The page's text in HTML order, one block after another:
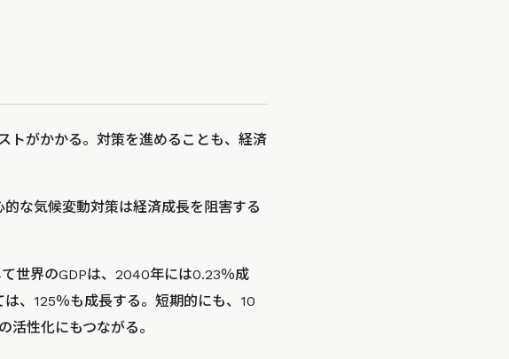
トがかかる。対策を進めることも、経済
な気候変動対策は経済成長を阻害する
世界のGDPは、2040年には0.23％成
、125％も成長する。短期的にも、10
性化にもつながる。